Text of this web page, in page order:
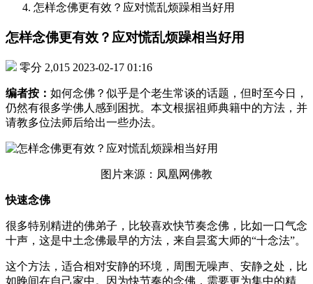
怎样念佛更有效？应对慌乱烦躁相当好用
怎样念佛更有效？应对慌乱烦躁相当好用
零分 2,015 2023-02-17 01:16
编者按： 如何念佛？似乎是个老生常谈的话题，但时至今日，
仍然有很多学佛人感到困扰。本文根据祖师典籍中的方法，并
请教多位法师后给出一些办法。
图片来源：凤凰网佛教
快速念佛
很多特别精进的佛弟子，比较喜欢快节奏念佛，比如一口气念
十声，这是中土念佛最早的方法，来自昙鸾大师的“十念法”。
这个方法，适合相对安静的环境，周围无噪声、安静之处，比
如晚间在自己家中。因为快节奏的念佛，需要更为集中的精